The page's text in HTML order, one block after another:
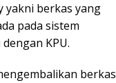
yakni berkas yang
pada sistem
KPU.
berkas